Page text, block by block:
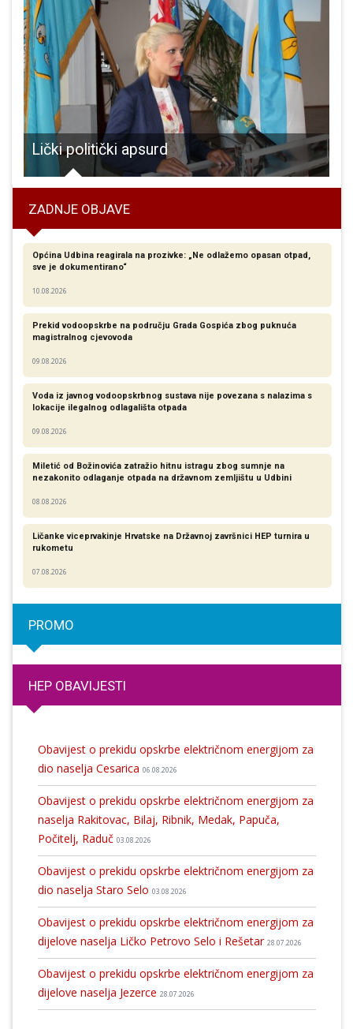
Lički politički apsurd
ZADNJE OBJAVE
Općina Udbina reagirala na prozivke: „Ne odlažemo opasan otpad,
sve je dokumentirano“
10.08.2026
Prekid vodoopskrbe na području Grada Gospića zbog puknuća
magistralnog cjevovoda
09.08.2026
Voda iz javnog vodoopskrbnog sustava nije povezana s nalazima s
lokacije ilegalnog odlagališta otpada
09.08.2026
Miletić od Božinovića zatražio hitnu istragu zbog sumnje na
nezakonito odlaganje otpada na državnom zemljištu u Udbini
08.08.2026
Ličanke viceprvakinje Hrvatske na Državnoj završnici HEP turnira u
rukometu
07.08.2026
PROMO
HEP OBAVIJESTI
Obavijest o prekidu opskrbe električnom energijom za
dio naselja Cesarica 06.08.2026
Obavijest o prekidu opskrbe električnom energijom za
naselja Rakitovac, Bilaj, Ribnik, Medak, Papuča,
Počitelj, Raduč 03.08.2026
Obavijest o prekidu opskrbe električnom energijom za
dio naselja Staro Selo 03.08.2026
Obavijest o prekidu opskrbe električnom energijom za
dijelove naselja Ličko Petrovo Selo i Rešetar 28.07.2026
Obavijest o prekidu opskrbe električnom energijom za
dijelove naselja Jezerce 28.07.2026